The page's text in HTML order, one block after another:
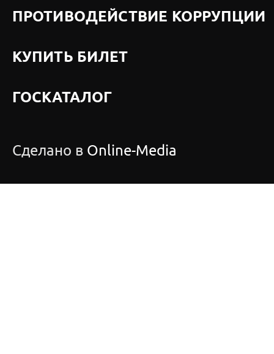
ПРОТИВОДЕЙСТВИЕ КОРРУПЦИИ
КУПИТЬ БИЛЕТ
ГОСКАТАЛОГ
Сделано в Online-Media